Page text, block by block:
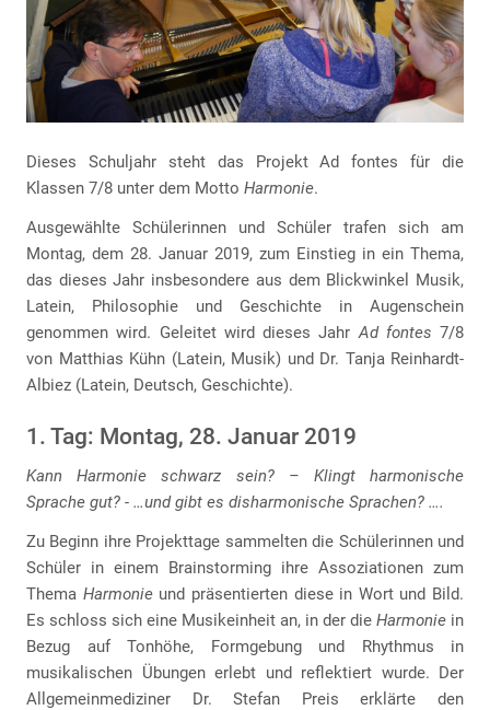
Dieses Schuljahr steht das Projekt Ad fontes für die
Klassen 7/8 unter dem Motto Harmonie.
Ausgewählte Schülerinnen und Schüler trafen sich am
Montag, dem 28. Januar 2019, zum Einstieg in ein Thema,
das dieses Jahr insbesondere aus dem Blickwinkel Musik,
Latein, Philosophie und Geschichte in Augenschein
genommen wird. Geleitet wird dieses JahrAd fontes 7/8
von Matthias Kühn (Latein, Musik) und Dr. Tanja Reinhardt-
Albiez (Latein, Deutsch, Geschichte).
1. Tag: Montag, 28. Januar 2019
Kann Harmonie schwarz sein? – Klingt harmonische
Sprache gut? - …und gibt es disharmonische Sprachen? ….
Zu Beginn ihre Projekttage sammelten die Schülerinnen und
Schüler in einem Brainstorming ihre Assoziationen zum
Thema Harmonieund präsentierten diese in Wort und Bild.
Es schloss sich eine Musikeinheit an, in der die Harmonie in
Bezug auf Tonhöhe, Formgebung und Rhythmus in
musikalischen Übungen erlebt und reflektiert wurde. Der
Allgemeinmediziner Dr. Stefan Preis erklärte den